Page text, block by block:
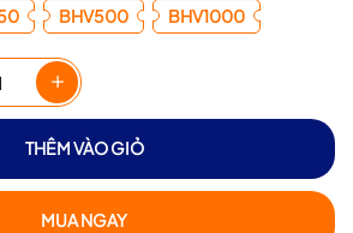
BHV500 BHV1000
THÊM VÀO GIỎ
MUA NGAY